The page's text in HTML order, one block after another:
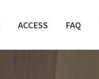
ACCESS FAQ